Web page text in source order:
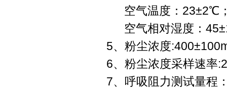
空气温度：23±2℃
空气相对湿度：
5、粉尘浓度
6、粉尘浓度采样速率
7、呼吸阻力测试量程